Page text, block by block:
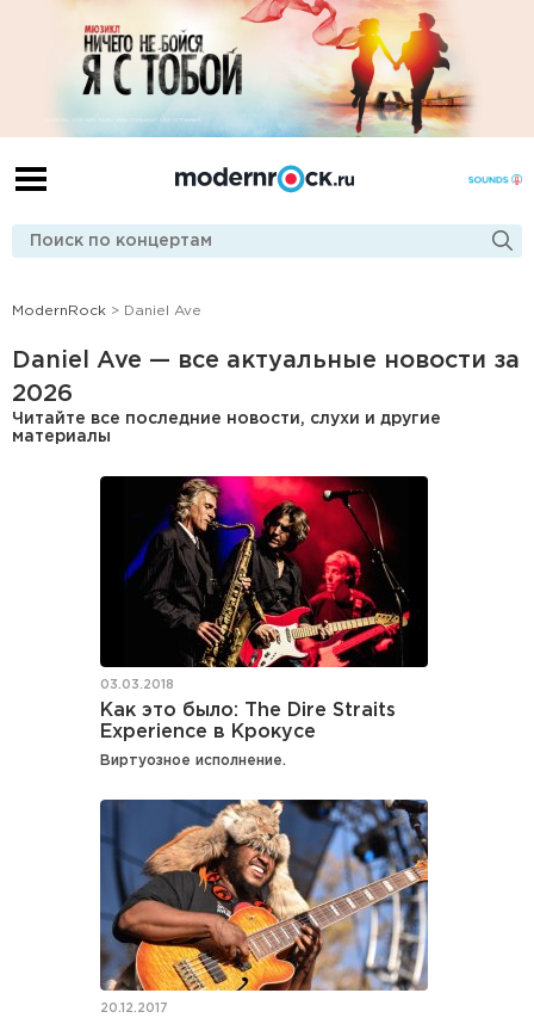
ModernRock > Daniel Ave
Daniel Ave — все актуальные новости за
2026
Читайте все последние новости, слухи и другие
материалы
03.03.2018
Как это было: The Dire Straits
Experience в Крокусе
Виртуозное исполнение.
20.12.2017